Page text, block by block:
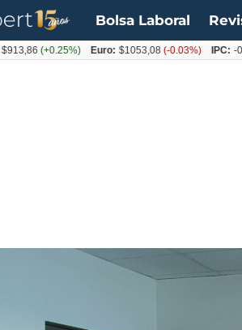
Bolsa Laboral
(+0.25%) Euro: $1053,08(-0.03%) IPC: -0.20%